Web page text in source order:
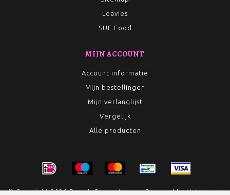
Loavies
SUE Food
MIJN ACCOUNT
Account informatie
Mijn bestellingen
Mijn verlanglijst
Vergelijk
Alle producten
© Copyright 2026 Rumah Conceptstore - Powered byLightspeed